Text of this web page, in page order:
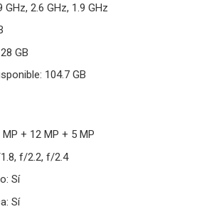
GHz, 2.6 GHz, 1.9 GHz
GB
104.7 GB
+ 12 MP + 5 MP
f/2.2, f/2.4
Sí
Sí